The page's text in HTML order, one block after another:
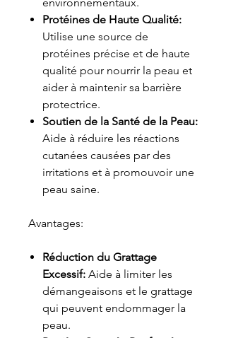
environnementaux.
Protéines de Haute Qualité:
Utilise une source de
protéines précise et de haute
qualité pour nourrir la peau et
aider à maintenir sa barrière
protectrice.
Soutien de la Santé de la Peau:
Aide à réduire les réactions
cutanées causées par des
irritations et à promouvoir une
peau saine.
Avantages:
Réduction du Grattage
Excessif: Aide à limiter les
démangeaisons et le grattage
qui peuvent endommager la
peau.